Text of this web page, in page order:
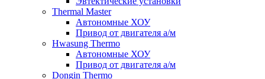
Thermal Master
Автономные ХОУ
Привод от двигателя а/м
Hwasung Thermo
Автономные ХОУ
Привод от двигателя а/м
Dongin Thermo